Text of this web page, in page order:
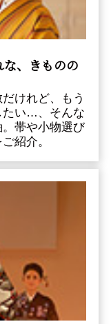
、きものの
けれど、もう
たい…、そんな
帯や小物選び
紹介。